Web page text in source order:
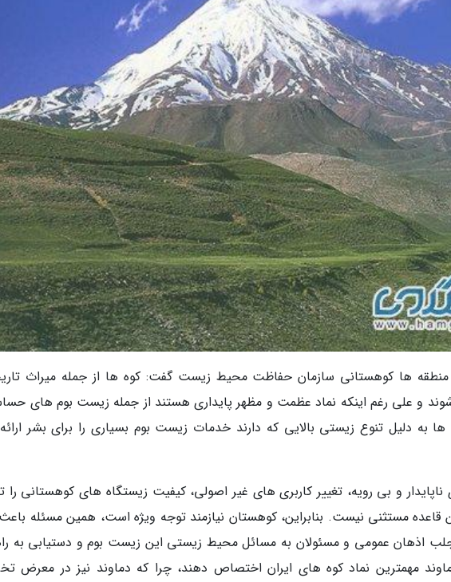
منطقه ها کوهستانی سازمان حفاظت محیط زیست گفت: کوه ها از جمله میراث
و علی رغم اینکه نماد عظمت و مظهر پایداری هستند از جمله زیست بوم های
ها به دلیل تنوع زیستی بالایی که دارند خدمات زیست بوم بسیاری را برای بشر
ناپایدار و بی رویه، تغییر کاربری های غیر اصولی، کیفیت زیستگاه های کوهستانی
این قاعده مستثنی نیست. بنابراین، کوهستان نیازمند توجه ویژه است، همین مسئله
اذهان عمومی و مسئولان به مسائل محیط زیستی این زیست بوم و دستیابی به
مهمترین نماد کوه های ایران اختصاص دهند، چرا که دماوند نیز در معرض